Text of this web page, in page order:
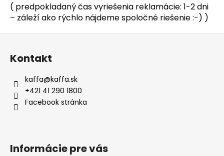
( predpokladaný čas vyriešenia reklamácie: 1-2 dni
– záleží ako rýchlo nájdeme spoločné riešenie :-) )
Z
Kontakt
kaffa@kaffa.sk
+421 41 290 1800
Facebook stránka
Informácie pre vás